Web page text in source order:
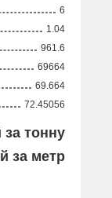
6
1.04
961.6
69664
69.664
72.45056
за тонну
за метр